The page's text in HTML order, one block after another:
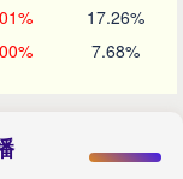
17.26%
7.68%